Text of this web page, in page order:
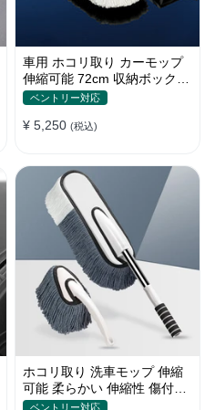
車用 ホコリ取り カーモップ
伸縮可能 72cm 収納ボックス
付き 軽量・コンパクト
ベントリー対応
¥ 5,250 (税込)
ホコリ取り 洗車モップ 伸縮
可能 柔らかい 伸縮性 傷付け
防止 軽量・コンパクト
ベントリー対応